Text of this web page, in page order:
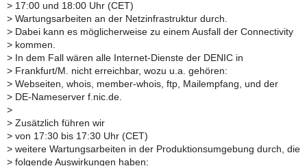
> 17:00 und 18:00 Uhr (CET)
> Wartungsarbeiten an der Netzinfrastruktur durch.
> Dabei kann es möglicherweise zu einem Ausfall der Connectivity
> kommen.
> In dem Fall wären alle Internet-Dienste der DENIC in
> Frankfurt/M. nicht erreichbar, wozu u.a. gehören:
> Webseiten, whois, member-whois, ftp, Mailempfang, und der
> DE-Nameserver f.nic.de.
>
> Zusätzlich führen wir
> von 17:30 bis 17:30 Uhr (CET)
> weitere Wartungsarbeiten in der Produktionsumgebung durch, die
> folgende Auswirkungen haben: